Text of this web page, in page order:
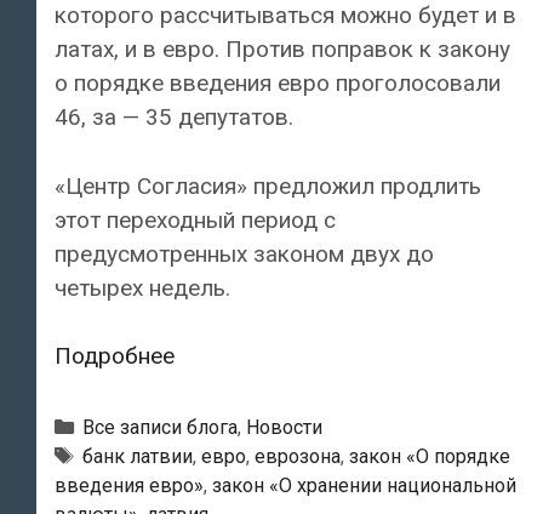
которого рассчитываться можно будет и в
латах, и в евро. Против поправок к закону
о порядке введения евро проголосовали
46, за — 35 депутатов.
«Центр Согласия» предложил продлить
этот переходный период с
предусмотренных законом двух до
четырех недель.
ПодробнееСейм
продлил
период
одновременных
Рубрики
Все записи блога, Новости
Тэги
банк латвии, евро, еврозона, закон «О порядке
введения евро», закон «О хранении национальной